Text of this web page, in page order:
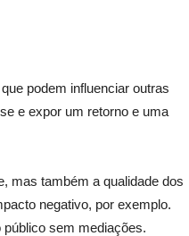
podem influenciar outras
e expor um retorno e uma
mas também a qualidade dos
negativo, por exemplo.
sem mediações.